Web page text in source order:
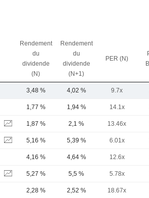
Rendement
du
dividende
(N)
Rendement
du
dividende
(N+1)
PER (N)
3,48 % 4,02 % 9.7x
1,77 % 1,94 % 14.1x
1,87 % 2,1 % 13.46x
5,16 % 5,39 % 6.01x
4,16 % 4,64 % 12.6x
5,27 % 5,5 % 5.78x
2,28 % 2,52 % 18.67x